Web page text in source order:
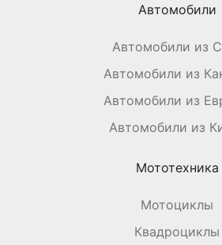
Автомобили
Автомобили из
Автомобили из
Автомобили из
Автомобили из
Мототехника
Мотоциклы
Квадроциклы